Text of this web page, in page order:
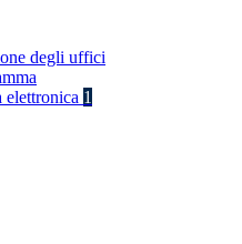
degli uffici
elettronica 1